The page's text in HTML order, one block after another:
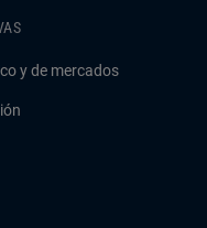
y de mercados